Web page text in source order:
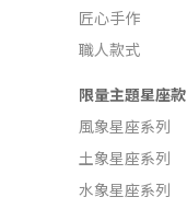
匠心手作
職人款式
限量主題星座款
風象星座系列
土象星座系列
水象星座系列